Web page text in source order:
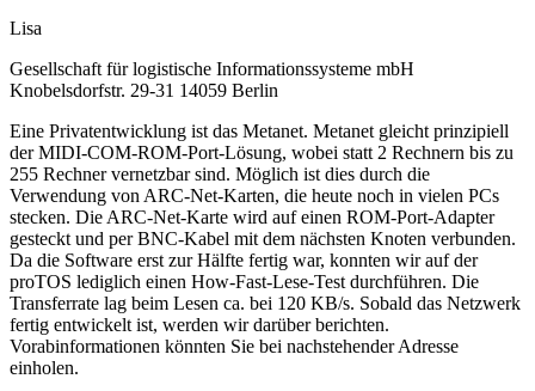
Lisa
Gesellschaft für logistische Informationssysteme mbH
Knobelsdorfstr. 29-31 14059 Berlin
Eine Privatentwicklung ist das Metanet. Metanet gleicht prinzipiell
der MIDI-COM-ROM-Port-Lösung, wobei statt 2 Rechnern bis zu
255 Rechner vernetzbar sind. Möglich ist dies durch die
Verwendung von ARC-Net-Karten, die heute noch in vielen PCs
stecken. Die ARC-Net-Karte wird auf einen ROM-Port-Adapter
gesteckt und per BNC-Kabel mit dem nächsten Knoten verbunden.
Da die Software erst zur Hälfte fertig war, konnten wir auf der
proTOS lediglich einen How-Fast-Lese-Test durchführen. Die
Transferrate lag beim Lesen ca. bei 120 KB/s. Sobald das Netzwerk
fertig entwickelt ist, werden wir darüber berichten.
Vorabinformationen könnten Sie bei nachstehender Adresse
einholen.